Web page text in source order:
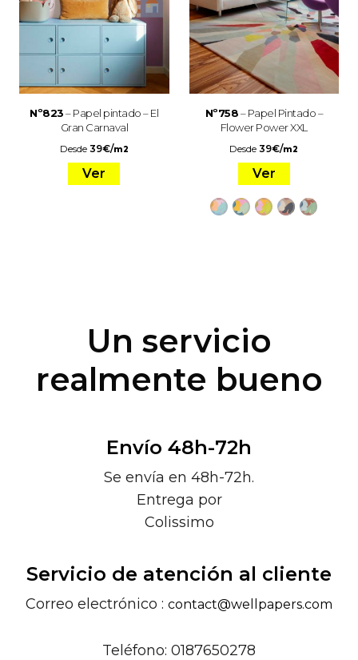
Nº823– Papel pintado – El
Gran Carnaval
Desde 39€/m2
Ver
Nº758– Papel Pintado –
Flower Power XXL
Desde39€/m2
Ver
Un servicio
realmente bueno
Envío 48h-72h
Se envía en 48h-72h.
Entrega por
Colissimo
Servicio de atención al cliente
Correo electrónico : contact@wellpapers.com
Teléfono: 0187650278